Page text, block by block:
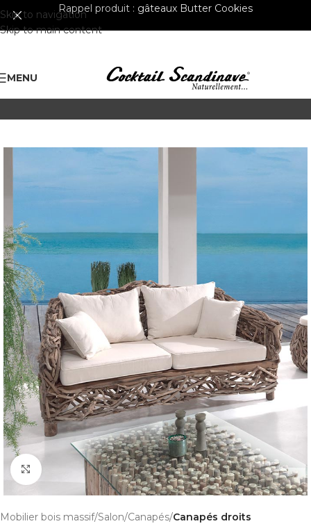
Skip to navigation
Skip to main content
Rappel produit : gâteaux Butter Cookies
MENU
Cliquer pour agrandir
Mobilier bois massif Salon Canapés Canapés droits